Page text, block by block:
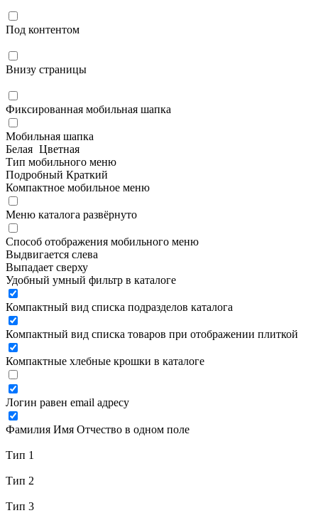
Под контентом
Внизу страницы
Фиксированная мобильная шапка
Мобильная шапка
Белая Цветная
Тип мобильного меню
Подробный Краткий
Компактное мобильное меню
Меню каталога развёрнуто
Способ отображения мобильного меню
Выдвигается слева
Выпадает сверху
Удобный умный фильтр в каталоге
Компактный вид списка подразделов каталога
Компактный вид списка товаров при отображении плиткой
Компактные хлебные крошки в каталоге
Логин равен email адресу
Фамилия Имя Отчество в одном поле
Тип 1
Тип 2
Тип 3